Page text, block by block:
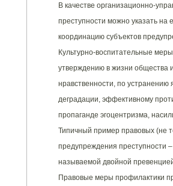
В качестве организационно-
преступности можно указать
координацию субъектов
Культурно-воспитательные
утверждению в жизни общества
нравственности, по
деградации, эффективному
пропаганде эгоцентризма,
Типичный пример правовых (не
предупреждения преступности
называемой двойной
Правовые меры профилактики